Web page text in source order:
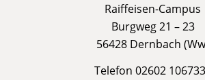
Raiffeisen-Campus
Burgweg 21 – 23
56428 Dernbach
Telefon 02602